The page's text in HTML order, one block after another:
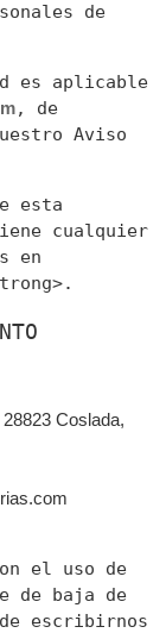
de
es aplicable
, de
Aviso
esta
cualquier
en
Coslada,
el uso de
de baja de
escribirnos